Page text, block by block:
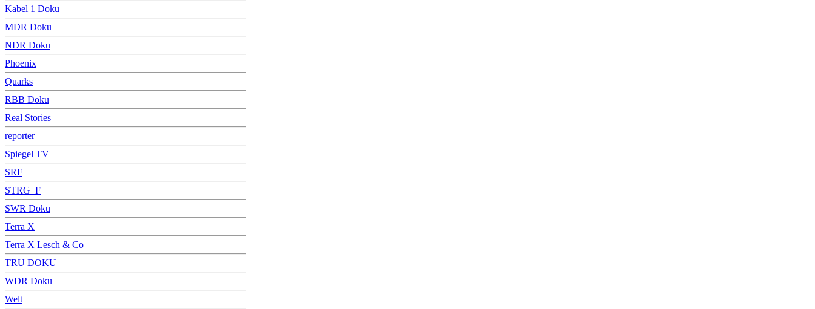
Kabel 1 Doku
MDR Doku
NDR Doku
Phoenix
Quarks
RBB Doku
Real Stories
reporter
Spiegel TV
SRF
STRG_F
SWR Doku
Terra X
Terra X Lesch & Co
TRU DOKU
WDR Doku
Welt